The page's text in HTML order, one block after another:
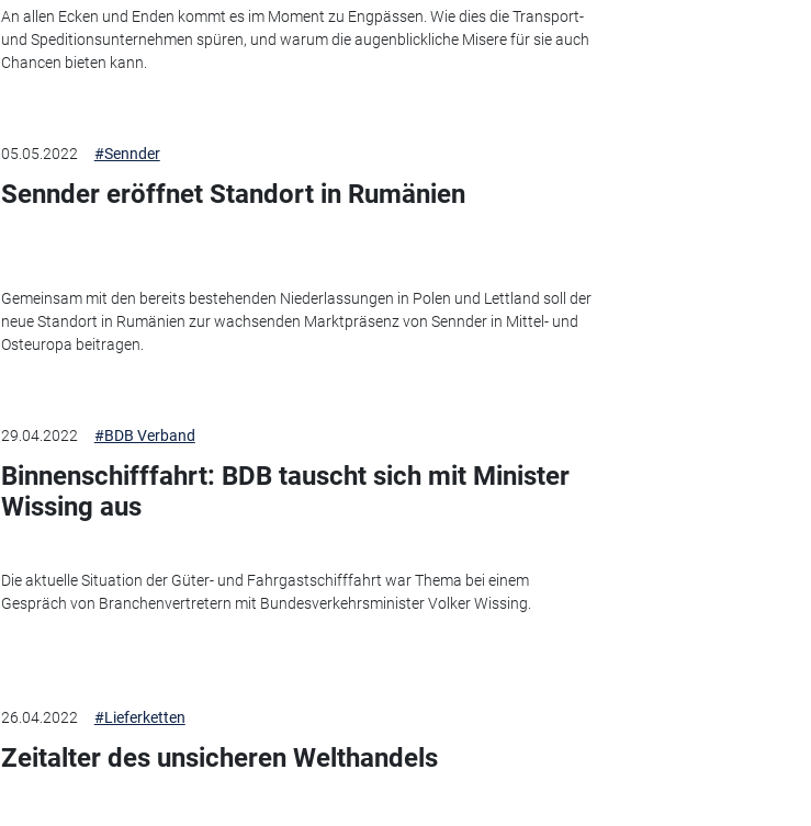
An allen Ecken und Enden kommt es im Moment zu Engpässen. Wie dies die Transport-
und Speditionsunternehmen spüren, und warum die augenblickliche Misere für sie auch
Chancen bieten kann.
05.05.2022 #Sennder
Sennder eröffnet Standort in Rumänien
Gemeinsam mit den bereits bestehenden Niederlassungen in Polen und Lettland soll der
neue Standort in Rumänien zur wachsenden Marktpräsenz von Sennder in Mittel- und
Osteuropa beitragen.
29.04.2022 #BDB Verband
Binnenschifffahrt: BDB tauscht sich mit Minister
Wissing aus
Die aktuelle Situation der Güter- und Fahrgastschifffahrt war Thema bei einem
Gespräch von Branchenvertretern mit Bundesverkehrsminister Volker Wissing.
26.04.2022 #Lieferketten
Zeitalter des unsicheren Welthandels